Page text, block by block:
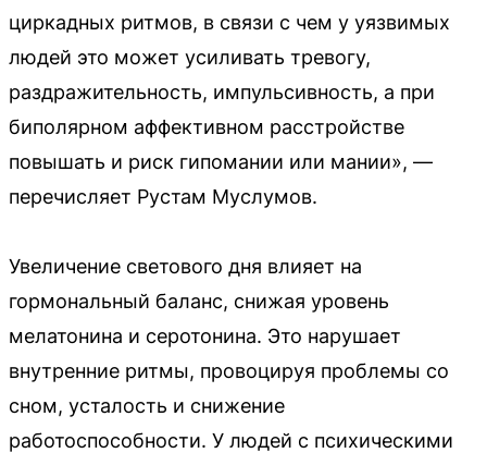
циркадных ритмов, в связи с чем у уязвимых
людей это может усиливать тревогу,
раздражительность, импульсивность, а при
биполярном аффективном расстройстве
повышать и риск гипомании или мании», —
перечисляет Рустам Муслумов.
Увеличение светового дня влияет на
гормональный баланс, снижая уровень
мелатонина и серотонина. Это нарушает
внутренние ритмы, провоцируя проблемы со
сном, усталость и снижение
работоспособности. У людей с психическими